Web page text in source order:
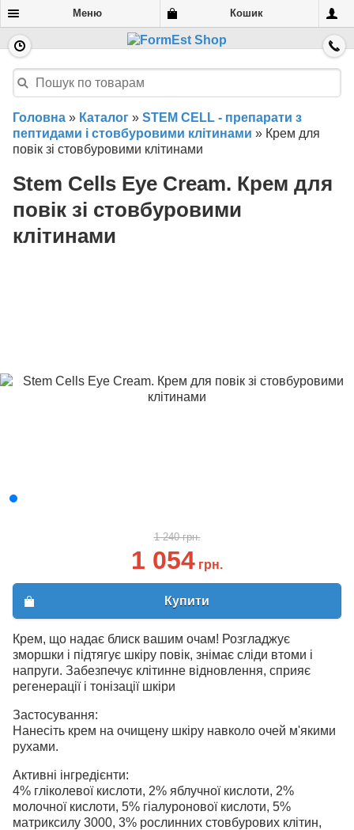
Меню Кошик
Головна » Каталог » STEM CELL - препарати з
пептидами і стовбуровими клітинами » Крем для
повік зі стовбуровими клітинами
Stem Cells Eye Cream. Крем для
повік зі стовбуровими
клітинами
1 240 грн.
1 054 грн.
Купити
Крем, що надає блиск вашим очам! Розгладжує
зморшки і підтягує шкіру повік, знімає сліди втоми і
напруги. Забезпечує клітинне відновлення, сприяє
регенерації і тонізації шкіри
Застосування:
Нанесіть крем на очищену шкіру навколо очей м'якими
рухами.
Активні інгредієнти:
4% гліколевої кислоти, 2% яблучної кислоти, 2%
молочної кислоти, 5% гіалуронової кислоти, 5%
матриксилу 3000, 3% рослинних стовбурових клітин,